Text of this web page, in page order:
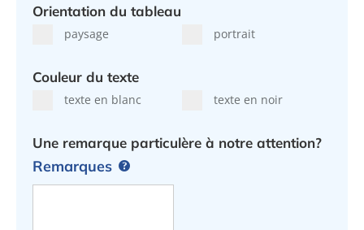
Orientation du tableau
paysage portrait
Couleur du texte
texte en blanc texte en noir
Une remarque particulère à notre attention?
Remarques